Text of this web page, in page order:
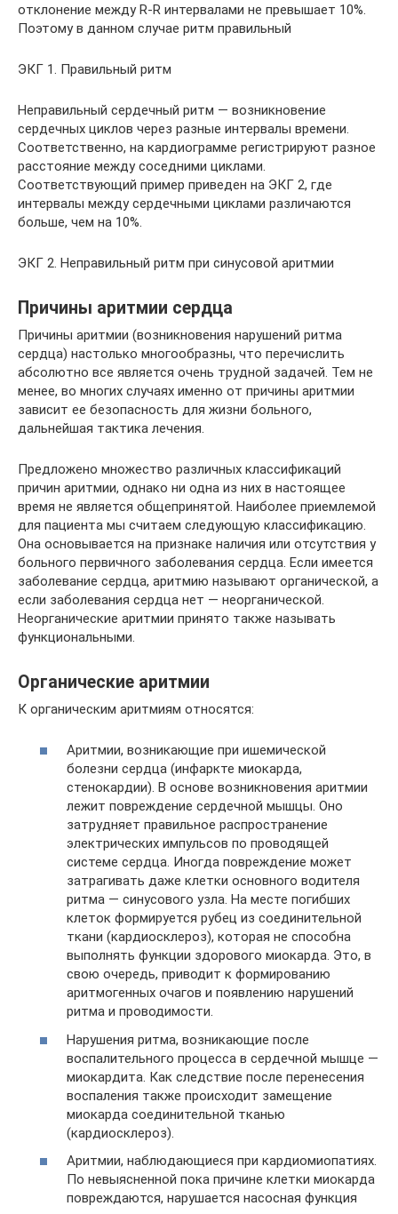
отклонение между R-R интервалами не превышает 10%.
Поэтому в данном случае ритм правильный
ЭКГ 1. Правильный ритм
Неправильный сердечный ритм — возникновение
сердечных циклов через разные интервалы времени.
Соответственно, на кардиограмме регистрируют разное
расстояние между соседними циклами.
Соответствующий пример приведен на ЭКГ 2, где
интервалы между сердечными циклами различаются
больше, чем на 10%.
ЭКГ 2. Неправильный ритм при синусовой аритмии
Причины аритмии сердца
Причины аритмии (возникновения нарушений ритма
сердца) настолько многообразны, что перечислить
абсолютно все является очень трудной задачей. Тем не
менее, во многих случаях именно от причины аритмии
зависит ее безопасность для жизни больного,
дальнейшая тактика лечения.
Предложено множество различных классификаций
причин аритмии, однако ни одна из них в настоящее
время не является общепринятой. Наиболее приемлемой
для пациента мы считаем следующую классификацию.
Она основывается на признаке наличия или отсутствия у
больного первичного заболевания сердца. Если имеется
заболевание сердца, аритмию называют органической, а
если заболевания сердца нет — неорганической.
Неорганические аритмии принято также называть
функциональными.
Органические аритмии
К органическим аритмиям относятся:
Аритмии, возникающие при ишемической
болезни сердца (инфаркте миокарда,
стенокардии). В основе возникновения аритмии
лежит повреждение сердечной мышцы. Оно
затрудняет правильное распространение
электрических импульсов по проводящей
системе сердца. Иногда повреждение может
затрагивать даже клетки основного водителя
ритма — синусового узла. На месте погибших
клеток формируется рубец из соединительной
ткани (кардиосклероз), которая не способна
выполнять функции здорового миокарда. Это, в
свою очередь, приводит к формированию
аритмогенных очагов и появлению нарушений
ритма и проводимости.
Нарушения ритма, возникающие после
воспалительного процесса в сердечной мышце —
миокардита. Как следствие после перенесения
воспаления также происходит замещение
миокарда соединительной тканью
(кардиосклероз).
Аритмии, наблюдающиеся при кардиомиопатиях.
По невыясненной пока причине клетки миокарда
повреждаются, нарушается насосная функция